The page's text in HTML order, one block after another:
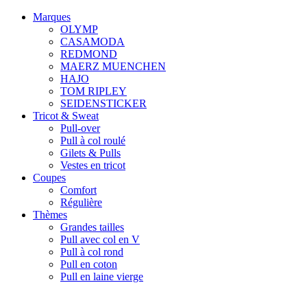
Marques
OLYMP
CASAMODA
REDMOND
MAERZ MUENCHEN
HAJO
TOM RIPLEY
SEIDENSTICKER
Tricot & Sweat
Pull-over
Pull à col roulé
Gilets & Pulls
Vestes en tricot
Coupes
Comfort
Régulière
Thèmes
Grandes tailles
Pull avec col en V
Pull à col rond
Pull en coton
Pull en laine vierge